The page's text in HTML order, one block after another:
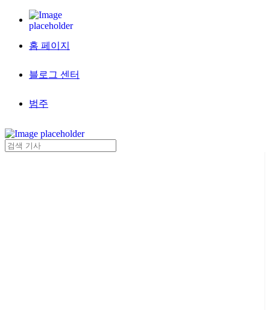
홈 페이지
블로그 센터
범주